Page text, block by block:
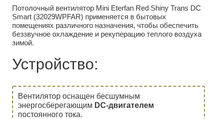
Потолочный вентилятор Mini Eterfan Red Shiny Trans DC
Smart (32029WPFAR) применяется в бытовых
помещениях различного назначения, чтобы обеспечить
беззвучное охлаждение и рекуперацию теплого воздуха
зимой.
Устройство:
Вентилятор оснащен бесшумным
энергосберегающим DC-двигателем
постоянного тока.